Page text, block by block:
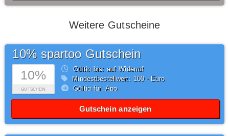
Weitere Gutscheine
10%
GUTSCHEIN
10% spartoo Gutschein
Gültig bis: auf Widerruf
Mindestbestellwert: 100,- Euro
Gültig für: App
Gutschein anzeigen